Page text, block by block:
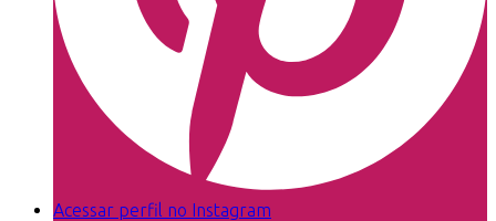
Acessar perfil no Instagram